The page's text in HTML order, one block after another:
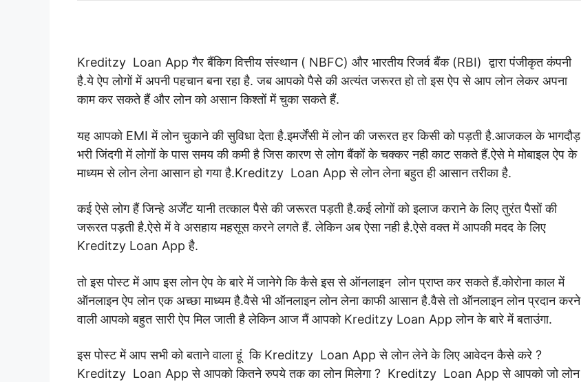
Kreditzy Loan App गैर बैंकिग वित्तीय संस्थान ( NBFC) और भारतीय रिजर्व बैंक (RBI) द्वारा पंजीकृत कंपनी
है.ये ऐप लोगों में अपनी पहचान बना रहा है.जब आपको पैसे की अत्यंत जरूरत हो तो इस ऐप से आप लोन लेकर अपना
काम कर सकते हैं और लोन को असान किश्तों में चुका सकते हैं.
यह आपको EMI में लोन चुकाने की सुविधा देता है.इमर्जेंसी में लोन की जरूरत हर किसी को पड़ती है.आजकल के भागदौड़
भरी जिंदगी में लोगों के पास समय की कमी है जिस कारण से लोग बैंकों के चक्कर नही काट सकते हैं.ऐसे मे मोबाइल ऐप के
माध्यम से लोन लेना आसान हो गया है.Kreditzy Loan App से लोन लेना बहुत ही आसान तरीका है.
कई ऐसे लोग हैं जिन्हे अर्जेंट यानी तत्काल पैसे की जरूरत पड़ती है.कई लोगों को इलाज कराने के लिए तुरंत पैसों की
जरूरत पड़ती है.ऐसे में वे असहाय महसूस करने लगते हैं. लेकिन अब ऐसा नही है.ऐसे वक्त में आपकी मदद के लिए
Kreditzy Loan App है.
तो इस पोस्ट में आप इस लोन ऐप के बारे में जानेगे कि कैसे इस से ऑनलाइन लोन प्राप्त कर सकते हैं.कोरोना काल में
ऑनलाइन ऐप लोन एक अच्छा माध्यम है.वैसे भी ऑनलाइन लोन लेना काफी आसान है.वैसे तो ऑनलाइन लोन प्रदान करने
वाली आपको बहुत सारी ऐप मिल जाती है लेकिन आज मैं आपको Kreditzy Loan Appलोन के बारे में बताउंगा.
इस पोस्ट में आप सभी को बताने वाला हूं कि Kreditzy Loan App से लोन लेने के लिए आवेदन कैसे करे ?
Kreditzy Loan App से आपको कितने रुपये तक का लोन मिलेगा ? Kreditzy Loan App से आपको जो लोन